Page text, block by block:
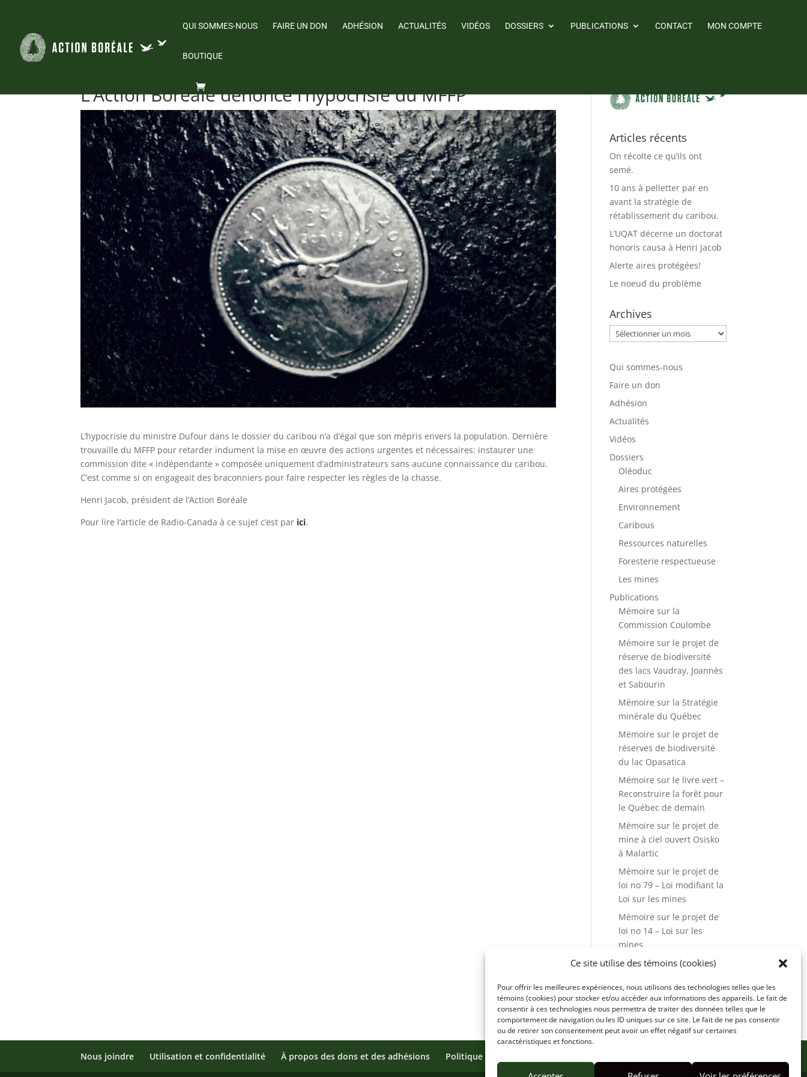
Ce site utilise des témoins (cookies)
Pour offrir les meilleures expériences, nous utilisons des technologies telles que les
témoins (cookies) pour stocker et/ou accéder aux informations des appareils. Le fait de
consentir à ces technologies nous permettra de traiter des données telles que le
comportement de navigation ou les ID uniques sur ce site. Le fait de ne pas consentir
ou de retirer son consentement peut avoir un effet négatif sur certaines
caractéristiques et fonctions.
QUI SOMMES-NOUS FAIRE UN DON ADHÉSION ACTUALITÉS VIDÉOS DOSSIERS PUBLICATIONS CONTACT MON COMPTE
BOUTIQUE
L’Action Boréale dénonce l’hypocrisie du MFFP
L’hypocrisie du ministre Dufour dans le dossier du caribou n’a d’égal que son mépris envers la population. Dernière
trouvaille du MFFP pour retarder indument la mise en œuvre des actions urgentes et nécessaires: instaurer une
commission dite « indépendante » composée uniquement d’administrateurs sans aucune connaissance du caribou.
C’est comme si on engageait des braconniers pour faire respecter les règles de la chasse.
Henri Jacob, président de l’Action Boréale
Pour lire l’article de Radio-Canada à ce sujet c’est par ici.
Articles récents
On récolte ce qu’ils ont
semé.
10 ans à pelletter par en
avant la stratégie de
rétablissement du caribou.
L’UQAT décerne un doctorat
honoris causa à Henri Jacob
Alerte aires protégées!
Le noeud du problème
Archives
Archives
Qui sommes-nous
Faire un don
Adhésion
Actualités
Vidéos
Dossiers
Oléoduc
Aires protégées
Environnement
Caribous
Ressources naturelles
Foresterie respectueuse
Les mines
Publications
Mémoire sur la
Commission Coulombe
Mémoire sur le projet de
réserve de biodiversité
des lacs Vaudray, Joannès
et Sabourin
Mémoire sur la Stratégie
minérale du Québec
Mémoire sur le projet de
réserves de biodiversité
du lac Opasatica
Mémoire sur le livre vert –
Reconstruire la forêt pour
le Québec de demain
Mémoire sur le projet de
mine à ciel ouvert Osisko
à Malartic
Mémoire sur le projet de
loi no 79 – Loi modifiant la
Loi sur les mines
Mémoire sur le projet de
loi no 14 – Loi sur les
mines
CONTACT
Boutique
Nous joindre Utilisation et confidentialité À propos des dons et des adhésions Politique de témoins